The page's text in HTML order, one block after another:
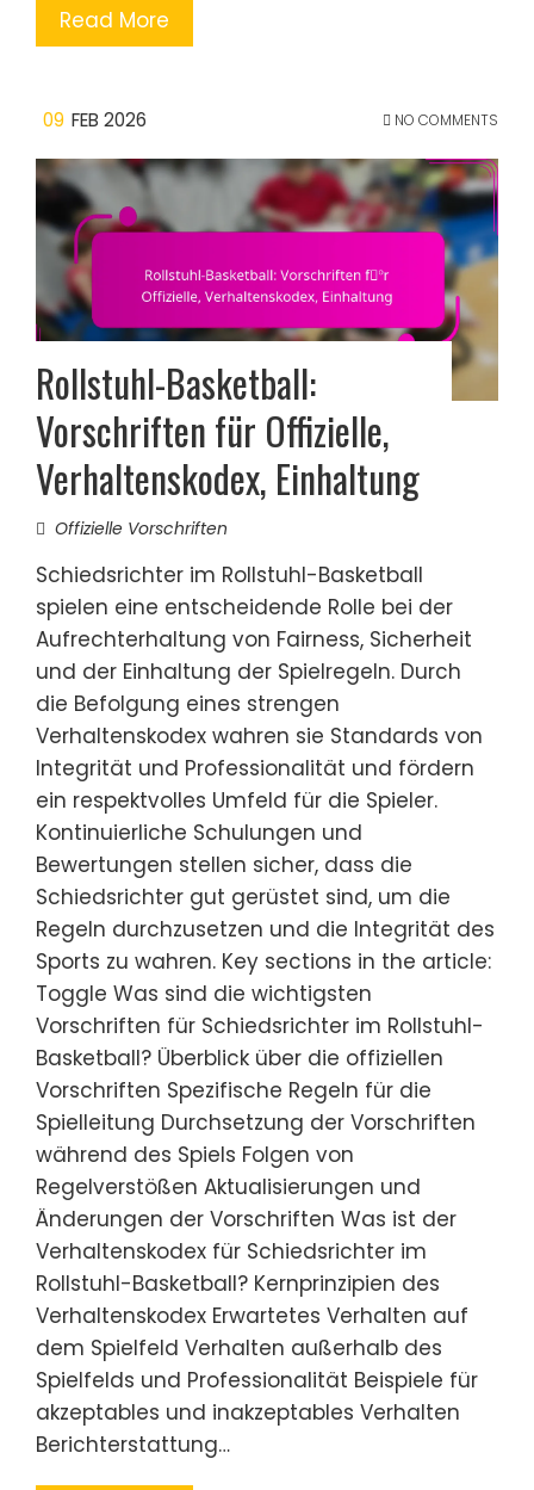
Read More
09 FEB 2026 NO COMMENTS
Rollstuhl-Basketball:
Vorschriften für Offizielle,
Verhaltenskodex, Einhaltung
Offizielle Vorschriften
Schiedsrichter im Rollstuhl-Basketball
spielen eine entscheidende Rolle bei der
Aufrechterhaltung von Fairness, Sicherheit
und der Einhaltung der Spielregeln. Durch
die Befolgung eines strengen
Verhaltenskodex wahren sie Standards von
Integrität und Professionalität und fördern
ein respektvolles Umfeld für die Spieler.
Kontinuierliche Schulungen und
Bewertungen stellen sicher, dass die
Schiedsrichter gut gerüstet sind, um die
Regeln durchzusetzen und die Integrität des
Sports zu wahren. Key sections in the article:
Toggle Was sind die wichtigsten
Vorschriften für Schiedsrichter im Rollstuhl-
Basketball? Überblick über die offiziellen
Vorschriften Spezifische Regeln für die
Spielleitung Durchsetzung der Vorschriften
während des Spiels Folgen von
Regelverstößen Aktualisierungen und
Änderungen der Vorschriften Was ist der
Verhaltenskodex für Schiedsrichter im
Rollstuhl-Basketball? Kernprinzipien des
Verhaltenskodex Erwartetes Verhalten auf
dem Spielfeld Verhalten außerhalb des
Spielfelds und Professionalität Beispiele für
akzeptables und inakzeptables Verhalten
Berichterstattung…